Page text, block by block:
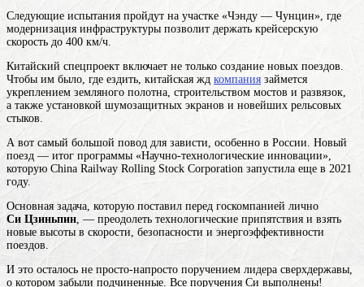
Следующие испытания пройдут на участке «Чэнду — Чунцин», где
модернизация инфраструктуры позволит держать крейсерскую
скорость до 400 км/ч.
Китайский спецпроект включает не только создание новых поездов.
Чтобы им было, где ездить, китайская жд компания займется
укреплением земляного полотна, строительством мостов и развязок,
а также установкой шумозащитных экранов и новейших рельсовых
стыков.
А вот самый большой повод для зависти, особенно в России. Новый
поезд — итог программы «Научно-технологические инновации»,
которую China Railway Rolling Stock Corporation запустила еще в 2021
году.
Основная задача, которую поставил перед госкомпанией лично
Си Цзиньпин , — преодолеть технологические припятствия и взять
новые высоты в скорости, безопасности и энергоэффективности
поездов.
И это осталось не просто-напросто поручением лидера сверхдержавы,
о котором забыли подчиненные. Все поручения Си выполнены!